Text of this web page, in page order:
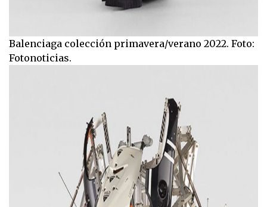
Balenciaga colección primavera/verano 2022. Foto:
Fotonoticias.